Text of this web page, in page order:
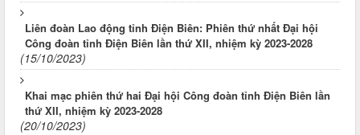
Liên đoàn Lao động tỉnh Điện Biên: Phiên thứ nhất Đại hội
Công đoàn tỉnh Điện Biên lần thứ XII, nhiệm kỳ 2023-2028
(15/10/2023)
Khai mạc phiên thứ hai Đại hội Công đoàn tỉnh Điện Biên lần
thứ XII, nhiệm kỳ 2023-2028
(20/10/2023)